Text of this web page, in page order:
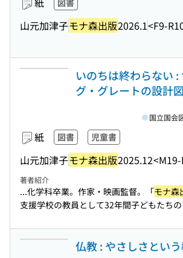
図書
山元加津子モナ森出版2026.1<F9-
いのちは終わらない :
グ・グレートの設計図
紙 図書 児童書
山元加津子モナ森出版2025.12
国立国会
著者紹介
...化学科卒業。作家・映画監督。「モナ森
支援学校の教員として32年間子どもたち
仏教 : やさしさとい